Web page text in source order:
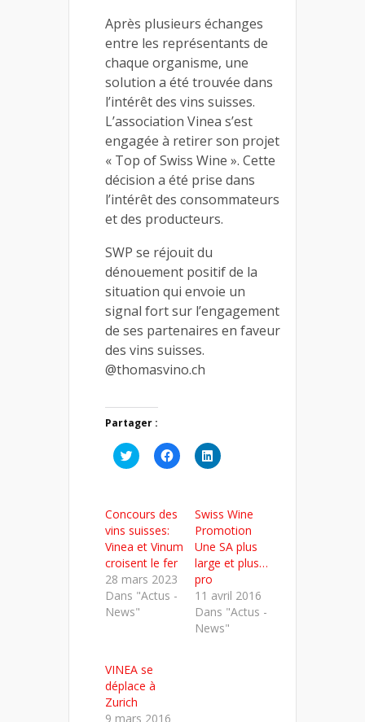
Après plusieurs échanges
entre les représentants de
chaque organisme, une
solution a été trouvée dans
l’intérêt des vins suisses.
L’association Vinea s’est
engagée à retirer son projet
« Top of Swiss Wine ». Cette
décision a été prise dans
l’intérêt des consommateurs
et des producteurs.
SWP se réjouit du
dénouement positif de la
situation qui envoie un
signal fort sur l’engagement
de ses partenaires en faveur
des vins suisses.
@thomasvino.ch
Partager :
Cliquez
pour
une
nouvelle
fenêtre)
Cliquez
pour
une
nouvelle
fenêtre)
Cliquez
pour
une
nouvelle
fenêtre)
Concours des
vins suisses:
Vinea et Vinum
croisent le fer
28 mars 2023
Dans "Actus -
News"
Swiss Wine
Promotion
Une SA plus
large et plus…
pro
11 avril 2016
Dans "Actus -
News"
VINEA se
déplace à
Zurich
9 mars 2016